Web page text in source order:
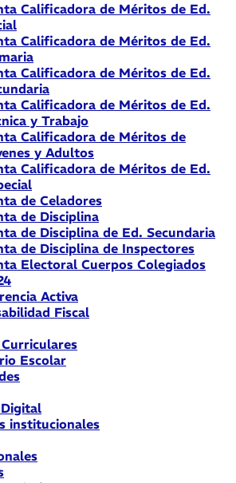
Calificadora de Méritos de Ed.
Calificadora de Méritos de Ed.
Calificadora de Méritos de Ed.
Calificadora de Méritos de Ed.
y Trabajo
Calificadora de Méritos de
y Adultos
Calificadora de Méritos de Ed.
de Celadores
de Disciplina
de Disciplina de Ed. Secundaria
de Disciplina de Inspectores
Electoral Cuerpos Colegiados
Activa
Fiscal
Escolar
institucionales